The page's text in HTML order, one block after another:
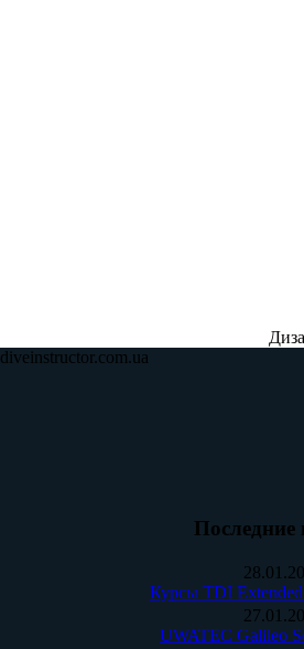
diveinstructor.com.ua
Последние
Курсы TDI
UWATEC Galileo